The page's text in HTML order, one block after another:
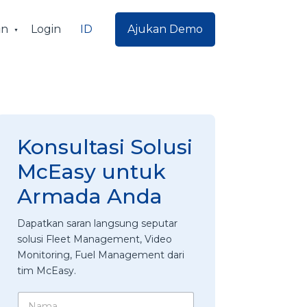
Login ID Ajukan Demo
Konsultasi Solusi
McEasy untuk
Armada Anda
Dapatkan saran langsung seputar
solusi Fleet Management, Video
Monitoring, Fuel Management dari
tim McEasy.
*
N